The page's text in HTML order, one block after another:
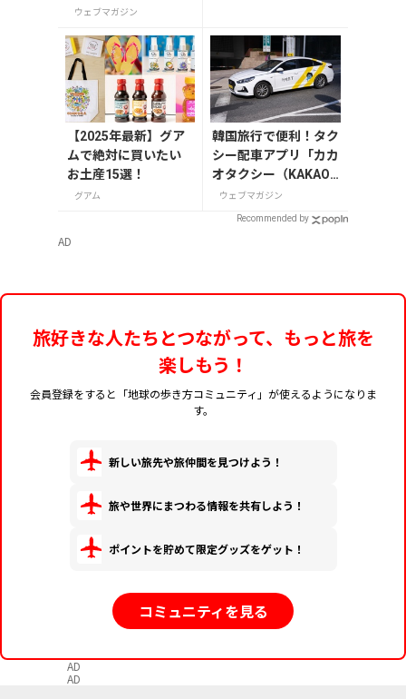
登録方法や使い方を
ウェブマガジン
【2025年最新】グア
ムで絶対に買いたい
お土産15選！
グアム
韓国旅行で便利！タク
シー配車アプリ「カカ
オタクシー（KAKAO
T）」の登録・利用方
ウェブマガジン
Recommended by
AD
旅好きな人たちとつながって、もっと旅を
楽しもう！
会員登録をすると「地球の歩き方コミュニティ」が使えるようになりま
す。
新しい旅先や旅仲間を見つけよう！
旅や世界にまつわる情報を共有しよう！
ポイントを貯めて限定グッズをゲット！
コミュニティを見る
AD
AD